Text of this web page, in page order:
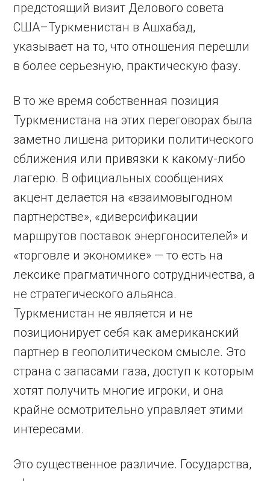
предстоящий визит Делового совета
США–Туркменистан в Ашхабад,
указывает на то, что отношения перешли
в более серьезную, практическую фазу.
В то же время собственная позиция
Туркменистана на этих переговорах была
заметно лишена риторики политического
сближения или привязки к какому-либо
лагерю. В официальных сообщениях
акцент делается на «взаимовыгодном
партнерстве», «диверсификации
маршрутов поставок энергоносителей» и
«торговле и экономике» — то есть на
лексике прагматичного сотрудничества, а
не стратегического альянса.
Туркменистан не является и не
позиционирует себя как американский
партнер в геополитическом смысле. Это
страна с запасами газа, доступ к которым
хотят получить многие игроки, и она
крайне осмотрительно управляет этими
интересами.
Это существенное различие. Государства,